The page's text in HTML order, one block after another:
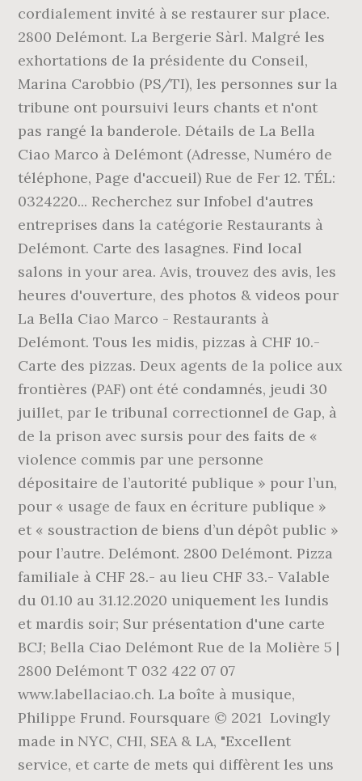
cordialement invité à se restaurer sur place.
2800 Delémont. La Bergerie Sàrl. Malgré les
exhortations de la présidente du Conseil,
Marina Carobbio (PS/TI), les personnes sur la
tribune ont poursuivi leurs chants et n'ont
pas rangé la banderole. Détails de La Bella
Ciao Marco à Delémont (Adresse, Numéro de
téléphone, Page d'accueil) Rue de Fer 12. TÉL:
0324220... Recherchez sur Infobel d'autres
entreprises dans la catégorie Restaurants à
Delémont. Carte des lasagnes. Find local
salons in your area. Avis, trouvez des avis, les
heures d'ouverture, des photos & videos pour
La Bella Ciao Marco - Restaurants à
Delémont. Tous les midis, pizzas à CHF 10.-
Carte des pizzas. Deux agents de la police aux
frontières (PAF) ont été condamnés, jeudi 30
juillet, par le tribunal correctionnel de Gap, à
de la prison avec sursis pour des faits de «
violence commis par une personne
dépositaire de l’autorité publique » pour l’un,
pour « usage de faux en écriture publique »
et « soustraction de biens d’un dépôt public »
pour l’autre. Delémont. 2800 Delémont. Pizza
familiale à CHF 28.- au lieu CHF 33.- Valable
du 01.10 au 31.12.2020 uniquement les lundis
et mardis soir; Sur présentation d'une carte
BCJ; Bella Ciao Delémont Rue de la Molière 5 |
2800 Delémont T 032 422 07 07
www.labellaciao.ch. La boîte à musique,
Philippe Frund. Foursquare © 2021 Lovingly
made in NYC, CHI, SEA & LA, "Excellent
service, et carte de mets qui diffèrent les uns